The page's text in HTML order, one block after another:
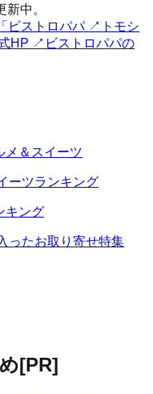
中。
ビストロパパ ↗ トモシ
HP ↗ ビストロパパの
メ＆スイーツ
ーツランキング
キング
ったお取り寄せ特集
[PR]